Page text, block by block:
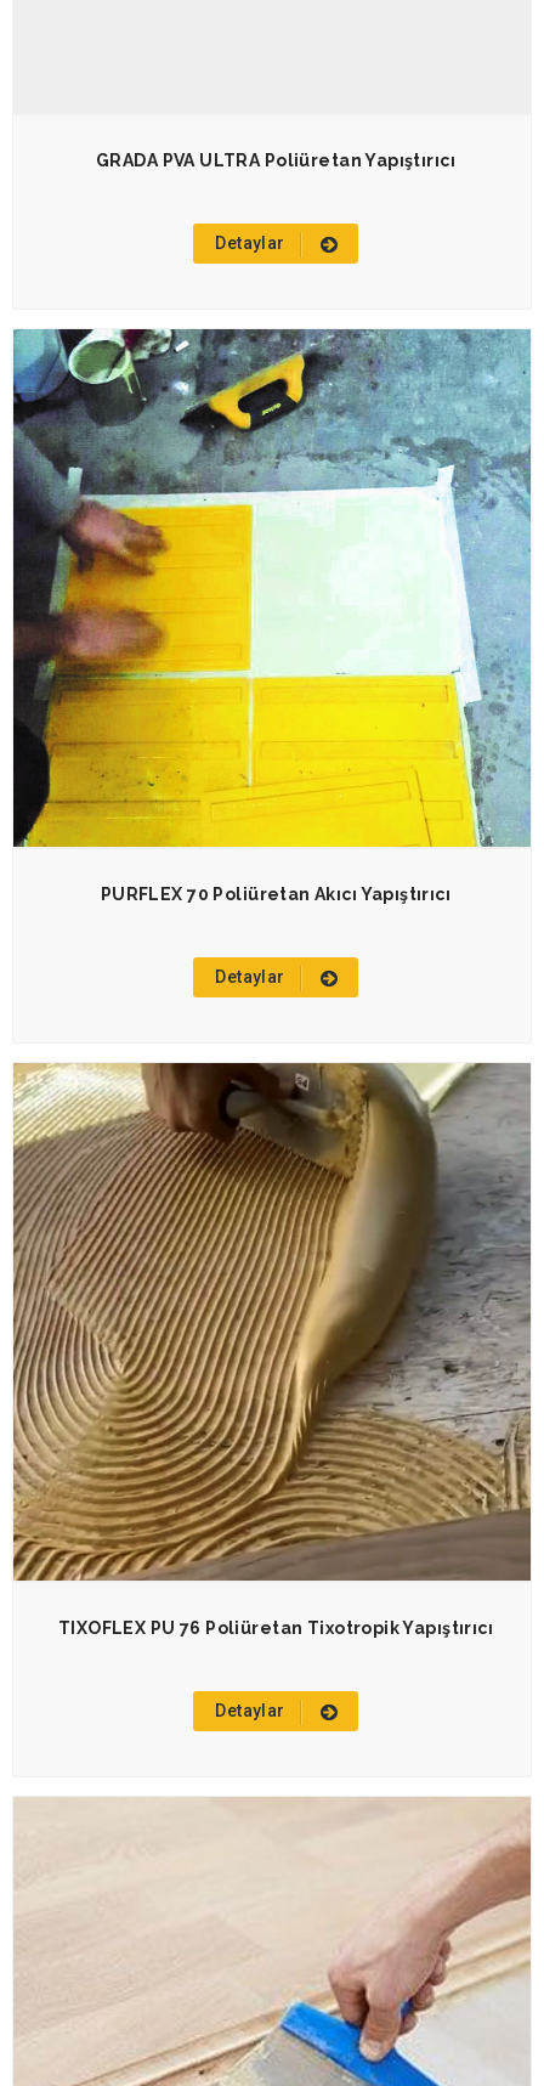
GRADA PVA ULTRA Poliüretan Yapıştırıcı
Detaylar
PURFLEX 70 Poliüretan Akıcı Yapıştırıcı
Detaylar
TIXOFLEX PU 76 Poliüretan Tixotropik Yapıştırıcı
Detaylar